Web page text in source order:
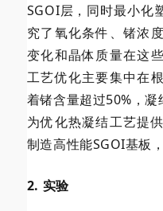
SGOI层，同时最小化
究了氧化条件、锗浓
变化和晶体质量在这
工艺优化主要集中在
着锗含量超过50%，
为优化热凝结工艺提
制造高性能SGOI基板
2. 实验